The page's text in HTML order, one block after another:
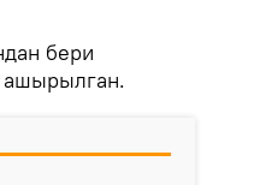
бери
ашырылган.